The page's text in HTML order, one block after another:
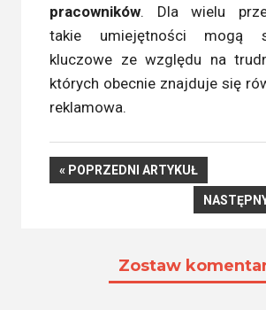
pracowników. Dla wielu
takie umiejętności mogą
kluczowe ze względu na
których obecnie znajduje się
reklamowa.
Nawigacja
POPRZEDNI
POPRZEDNI ARTYKUŁ
Zostaw